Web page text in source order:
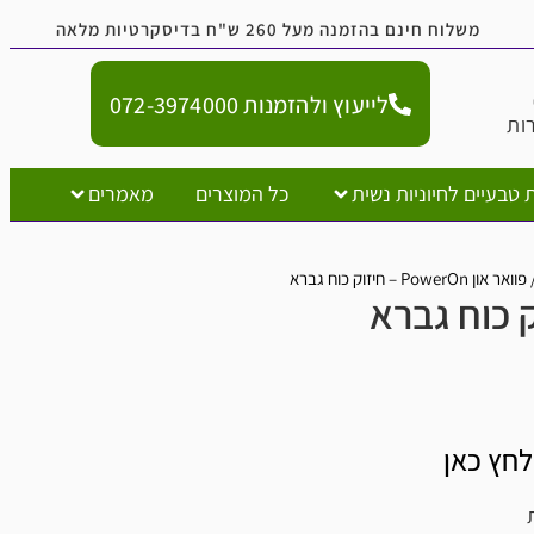
בהזמנה מעל 260 ש"ח בדיסקרטיות מלאה
לייעוץ ולהזמנות 072-3974000
נשית כל המוצרים מאמרים